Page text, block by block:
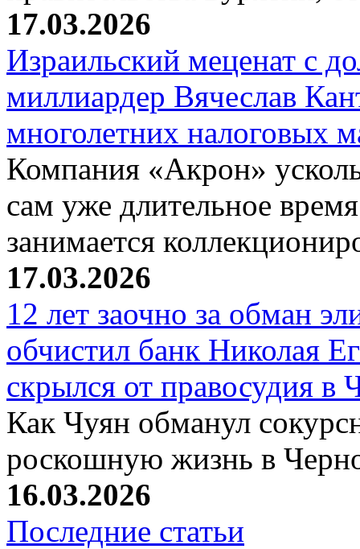
17.03.2026
Израильский меценат с
миллиардер Вячеслав
многолетних налоговых
Компания «Акрон»
сам уже длительное
занимается
17.03.2026
12 лет заочно за обман
обчистил банк Николая
скрылся от правосудия в
Как Чуян обманул
роскошную жизнь в
16.03.2026
Последние статьи